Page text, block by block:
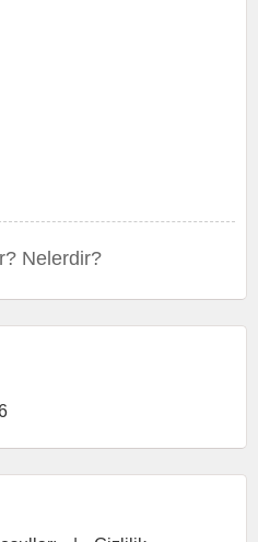
Nelerdir?